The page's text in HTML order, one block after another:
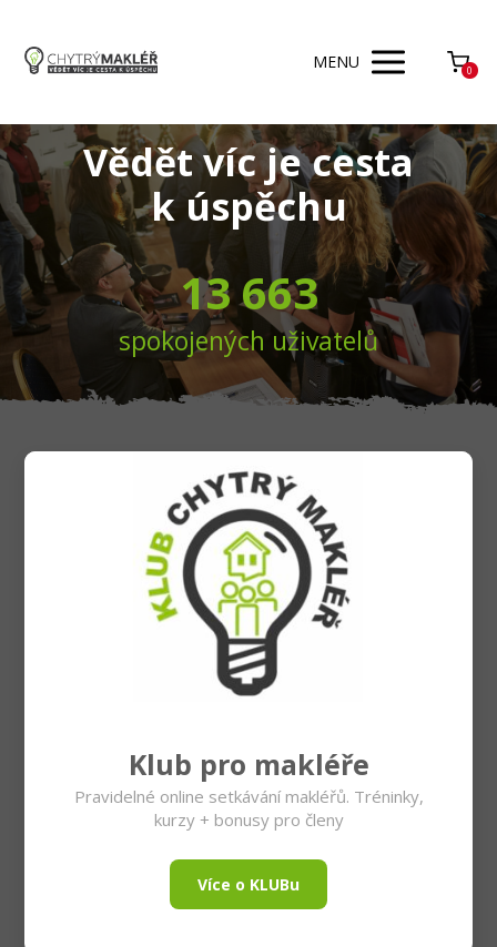
MENU 0
Vědět víc je cesta
k úspěchu
13 663
spokojených uživatelů
Klub pro makléře
Pravidelné online setkávání makléřů. Tréninky,
kurzy + bonusy pro členy
Více o KLUBu